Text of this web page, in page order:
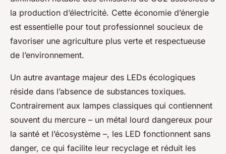
la production d’électricité. Cette économie d’énergie
est essentielle pour tout professionnel soucieux de
favoriser une agriculture plus verte et respectueuse
de l’environnement.
Un autre avantage majeur des LEDs écologiques
réside dans l’absence de substances toxiques.
Contrairement aux lampes classiques qui contiennent
souvent du mercure – un métal lourd dangereux pour
la santé et l’écosystème –, les LED fonctionnent sans
danger, ce qui facilite leur recyclage et réduit les